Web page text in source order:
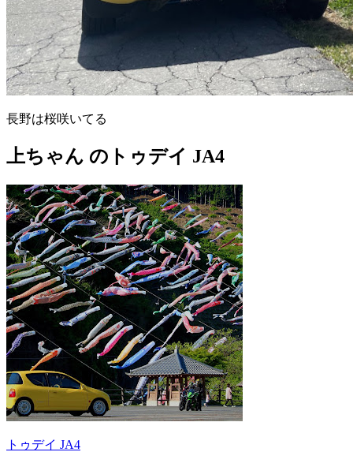
長野は桜咲いてる
上ちゃん のトゥデイ JA4
トゥデイ JA4